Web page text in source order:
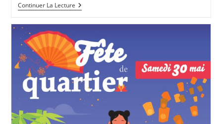
Continuer La LecturePortes
Ouvertes
Miellerie
De
La
Natouze
À
Boyer
Le
13
Juin